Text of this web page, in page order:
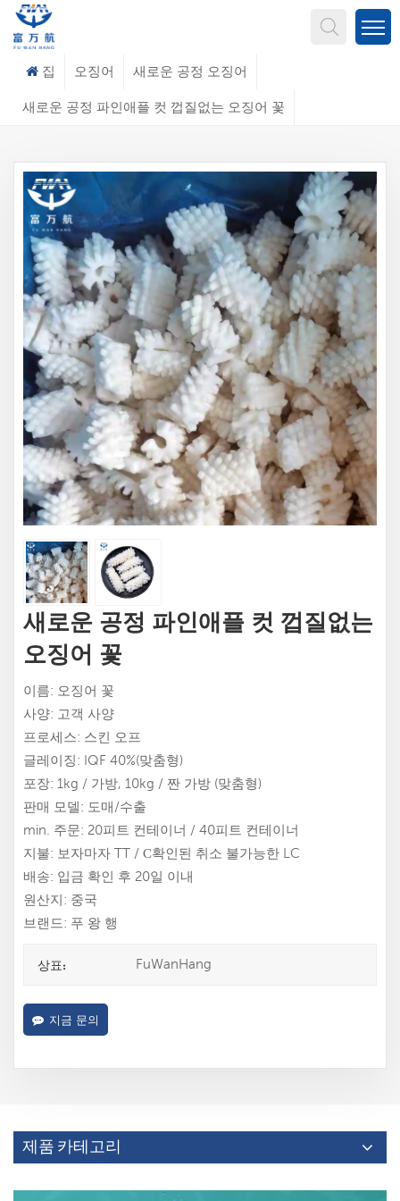
집 오징어 새로운 공정 오징어
새로운 공정 파인애플 컷 껍질없는 오징어 꽃
새로운 공정 파인애플 컷 껍질없는
오징어 꽃
이름: 오징어 꽃
사양: 고객 사양
프로세스: 스킨 오프
글레이징: IQF 40%(맞춤형)
포장: 1kg / 가방, 10kg / 짠 가방 (맞춤형)
판매 모델: 도매/수출
min. 주문: 20피트 컨테이너 / 40피트 컨테이너
지불: 보자마자 TT / С확인된 취소 불가능한 LC
배송: 입금 확인 후 20일 이내
원산지: 중국
브랜드: 푸 왕 행
상표: FuWanHang
지금 문의
제품 카테고리